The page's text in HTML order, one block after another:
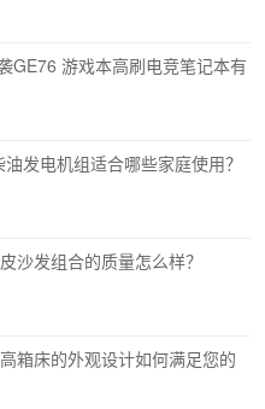
GE76 游戏本高刷电竞笔记本有
发电机组适合哪些家庭使用？
沙发组合的质量怎么样？
箱床的外观设计如何满足您的